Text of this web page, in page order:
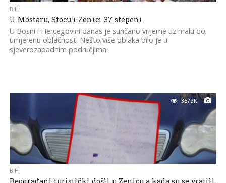
BIH
U Mostaru, Stocu i Zenici 37 stepeni
U Bosni i Hercegovini danas je sunčano vrijeme uz malu do
umjerenu oblačnost. Nešto više oblaka bilo je u
sjeverozapadnim područjima.
357.3K
BIH